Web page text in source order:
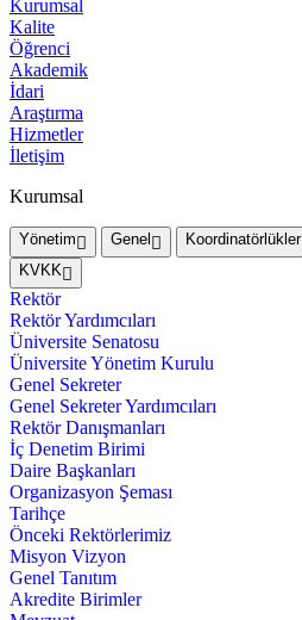
Kurumsal
Kalite
Öğrenci
Akademik
İdari
Araştırma
Hizmetler
İletişim
Kurumsal
Yönetim Genel Koordinatörlükler
KVKK
Rektör
Rektör Yardımcıları
Üniversite Senatosu
Üniversite Yönetim Kurulu
Genel Sekreter
Genel Sekreter Yardımcıları
Rektör Danışmanları
İç Denetim Birimi
Daire Başkanları
Organizasyon Şeması
Tarihçe
Önceki Rektörlerimiz
Misyon Vizyon
Genel Tanıtım
Akredite Birimler